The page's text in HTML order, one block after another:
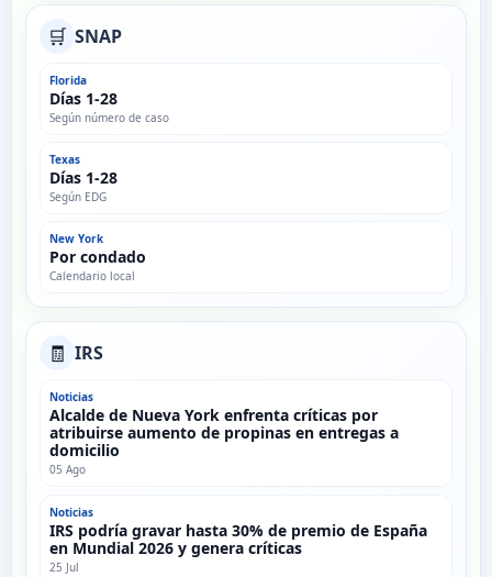
🛒 SNAP
Florida
Días 1-28
Según número de caso
Texas
Días 1-28
Según EDG
New York
Por condado
Calendario local
🧾 IRS
Noticias
Alcalde de Nueva York enfrenta críticas por
atribuirse aumento de propinas en entregas a
domicilio
05 Ago
Noticias
IRS podría gravar hasta 30% de premio de España
en Mundial 2026 y genera críticas
25 Jul